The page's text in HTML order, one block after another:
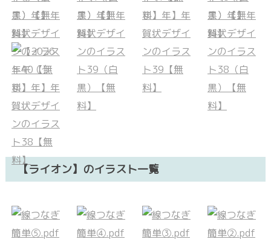
【ライオン】のイラスト一覧